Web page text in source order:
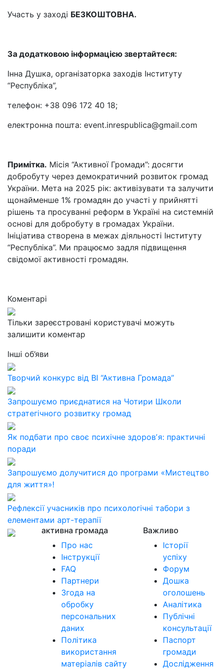
Участь у заході БЕЗКОШТОВНА.
За додатковою інформацією звертайтеся:
Інна Душка, організаторка заходів Інституту
“Республіка”,
телефон: +38 096 172 40 18;
електронна пошта: event.inrespublica@gmail.com
Примітка. Місія “Активної Громади”: досягти
добробуту через демократичний розвиток громад
України. Мета на 2025 рік: активізувати та залучити
щонайменше 1% громадян до участі у прийнятті
рішень та просуванні реформ в Україні на системній
основі для добробуту в громадах України.
Ініціатива створена в межах діяльності Інституту
“Республіка”. Ми працюємо задля підвищення
свідомої активності громадян.
Коментарі
Тільки зареєстровані користувачі можуть
залишити коментар
Інші об’яви
Творчий конкурс від ВІ “Активна Громада”
Запрошуємо приєднатися на Чотири Школи
стратегічного розвитку громад
Як подбати про своє психічне здоровʼя: практичні
поради
Запрошуємо долучитися до програми «Мистецтво
для життя»!
Рефлексії учасників про психологічні табори з
елементами арт-терапії
активна громада
Про нас
Інструкції
FAQ
Партнери
Згода на
обробку
персональних
даних
Політика
використання
матеріалів сайту
Важливо
Історії
успіху
Форум
Дошка
оголошень
Аналітика
Публічні
консультації
Паспорт
громади
Дослідження